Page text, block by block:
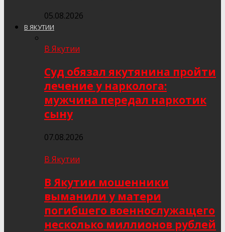
05.08.2026
В ЯКУТИИ
В Якутии
Суд обязал якутянина пройти
лечение у нарколога:
мужчина передал наркотик
сыну
07.08.2026
В Якутии
В Якутии мошенники
выманили у матери
погибшего военнослужащего
несколько миллионов рублей